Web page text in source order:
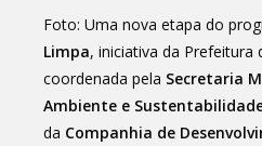
Foto: Uma nova etapa do
Limpa, iniciativa da Prefeitura
coordenada pela Secretaria
Ambiente e
da Companhia de